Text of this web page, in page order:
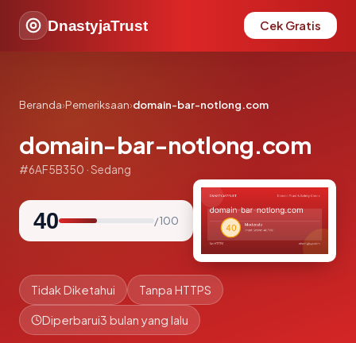
DnastyjaTrust Cek Gratis
Beranda›Pemeriksaan›domain-bar-notlong.com
domain-bar-notlong.com
#6AF5B350 · Sedang
40 / 100
Tidak Diketahui Tanpa HTTPS
Diperbarui3 bulan yang lalu